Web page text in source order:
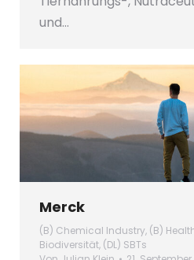
und…
Merck
(B) Chemical Industry, (B)
Biodiversität, (DL) SBTs